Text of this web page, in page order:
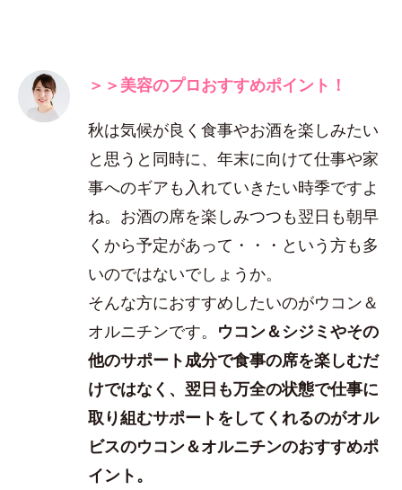
＞＞美容のプロおすすめポイント！
秋は気候が良く食事やお酒を楽しみたい
と思うと同時に、年末に向けて仕事や家
事へのギアも入れていきたい時季ですよ
ね。お酒の席を楽しみつつも翌日も朝早
くから予定があって・・・という方も多
いのではないでしょうか。
そんな方におすすめしたいのがウコン＆
オルニチンです。 ウコン＆シジミやその
他のサポート成分で食事の席を楽しむだ
けではなく、翌日も万全の状態で仕事に
取り組むサポートをしてくれるのがオル
ビスのウコン＆オルニチンのおすすめポ
イント。